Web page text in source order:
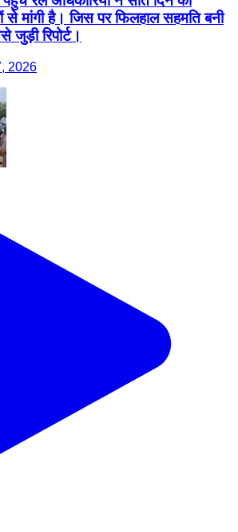
से मांगी है। जिस पर फिलहाल सहमति बनी
रिपोर्ट।
2026